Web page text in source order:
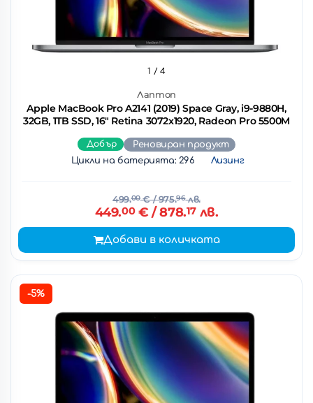
Лаптоп
Apple MacBook Pro A2141 (2019) Space Gray, i9-9880H,
32GB, 1TB SSD, 16" Retina 3072x1920, Radeon Pro 5500M
1 / 4
Добър
Реновиран продукт
Цикли на батерията: 296
Лизинг
499.00€/ 975.96лв.
449.00€ / 878.17лв.
Добави в количката
-5%